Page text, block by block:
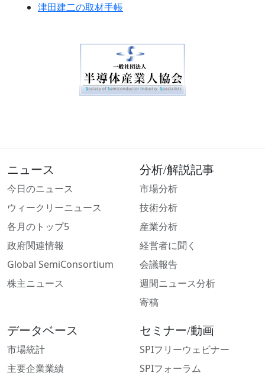
津田建二の取材手帳
ニュース
今日のニュース
ウィークリーニュース
各月のトップ5
政府関連情報
Global SemiConsortium
株主ニュース
分析/解説記事
市場分析
技術分析
産業分析
経営者に聞く
会議報告
週間ニュース分析
寄稿
データベース
市場統計
主要企業業績
セミナー/動画
SPIフリーウェビナー
SPIフォーラム